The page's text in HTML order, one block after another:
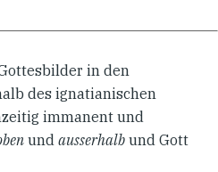
in den
des ignatianischen
immanent und
und ausserhalb und Gott